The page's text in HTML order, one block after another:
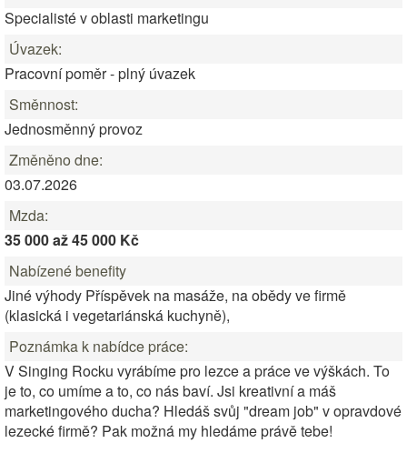
Specialisté v oblasti marketingu
Úvazek:
Pracovní poměr - plný úvazek
Směnnost:
Jednosměnný provoz
Změněno dne:
03.07.2026
Mzda:
35 000 až 45 000 Kč
Nabízené benefity
Jiné výhody Příspěvek na masáže, na obědy ve firmě
(klasická i vegetariánská kuchyně),
Poznámka k nabídce práce:
V Singing Rocku vyrábíme pro lezce a práce ve výškách. To
je to, co umíme a to, co nás baví. Jsi kreativní a máš
marketingového ducha? Hledáš svůj "dream job" v opravdové
lezecké firmě? Pak možná my hledáme právě tebe!